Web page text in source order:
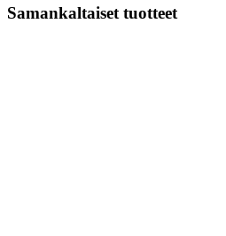
Samankaltaiset tuotteet